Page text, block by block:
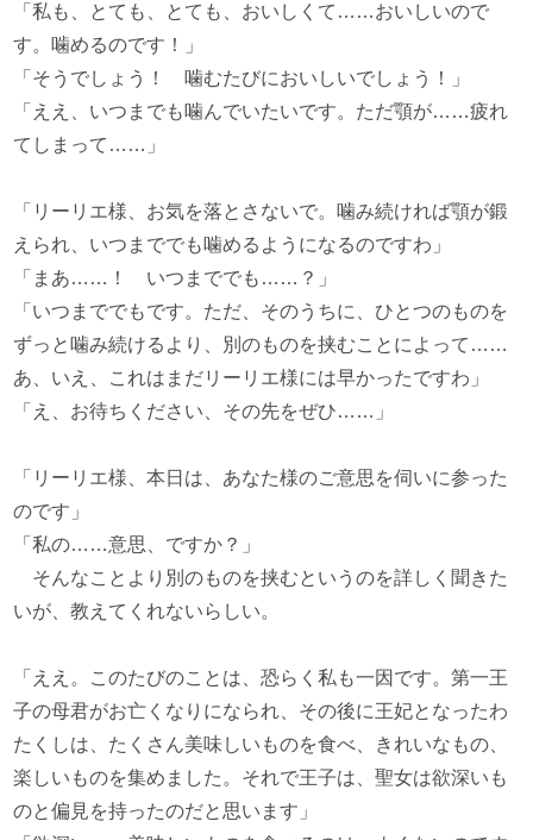
「私も、とても、とても、おいしくて……おいしいので
す。噛めるのです！」
「そうでしょう！ 噛むたびにおいしいでしょう！」
「ええ、いつまでも噛んでいたいです。ただ顎が……疲れ
てしまって……」
「リーリエ様、お気を落とさないで。噛み続ければ顎が鍛
えられ、いつまででも噛めるようになるのですわ」
「まあ……！ いつまででも……？」
「いつまででもです。ただ、そのうちに、ひとつのものを
ずっと噛み続けるより、別のものを挟むことによって……
あ、いえ、これはまだリーリエ様には早かったですわ」
「え、お待ちください、その先をぜひ……」
「リーリエ様、本日は、あなた様のご意思を伺いに参った
のです」
「私の……意思、ですか？」
そんなことより別のものを挟むというのを詳しく聞きた
いが、教えてくれないらしい。
「ええ。このたびのことは、恐らく私も一因です。第一王
子の母君がお亡くなりになられ、その後に王妃となったわ
たくしは、たくさん美味しいものを食べ、きれいなもの、
楽しいものを集めました。それで王子は、聖女は欲深いも
のと偏見を持ったのだと思います」